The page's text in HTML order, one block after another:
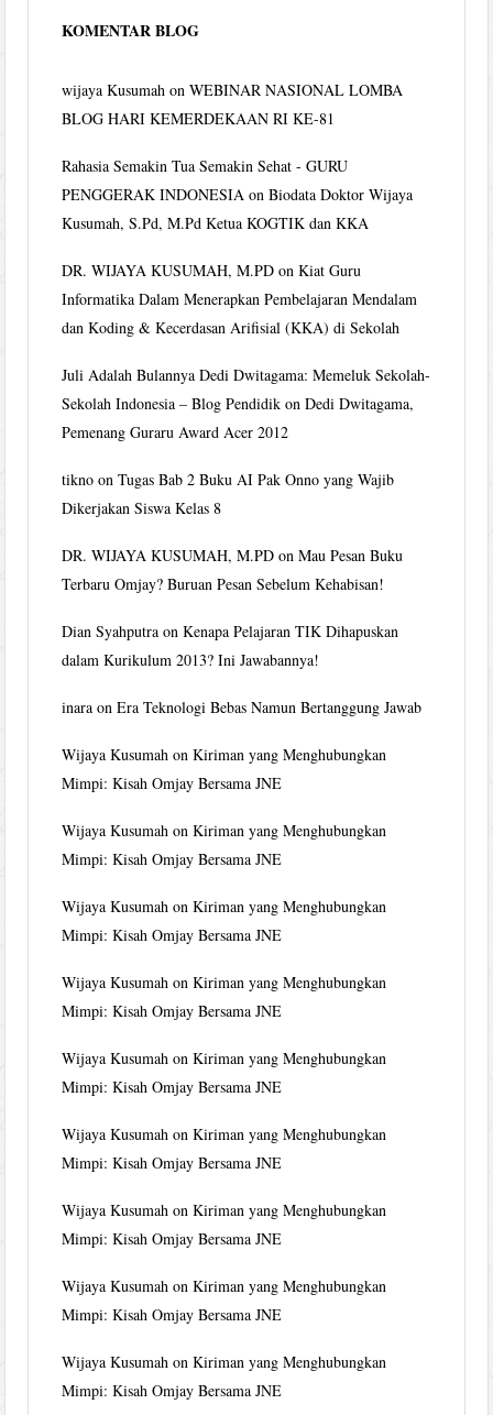
KOMENTAR BLOG
wijaya Kusumah onWEBINAR NASIONAL LOMBA
BLOG HARI KEMERDEKAAN RI KE-81
Rahasia Semakin Tua Semakin Sehat - GURU
PENGGERAK INDONESIA onBiodata Doktor Wijaya
Kusumah, S.Pd, M.Pd Ketua KOGTIK dan KKA
DR. WIJAYA KUSUMAH, M.PD onKiat Guru
Informatika Dalam Menerapkan Pembelajaran Mendalam
dan Koding & Kecerdasan Arifisial (KKA) di Sekolah
Juli Adalah Bulannya Dedi Dwitagama: Memeluk Sekolah-
Sekolah Indonesia – Blog Pendidik onDedi Dwitagama,
Pemenang Guraru Award Acer 2012
tikno onTugas Bab 2 Buku AI Pak Onno yang Wajib
Dikerjakan Siswa Kelas 8
DR. WIJAYA KUSUMAH, M.PD onMau Pesan Buku
Terbaru Omjay? Buruan Pesan Sebelum Kehabisan!
Dian Syahputra onKenapa Pelajaran TIK Dihapuskan
dalam Kurikulum 2013? Ini Jawabannya!
inara onEra Teknologi Bebas Namun Bertanggung Jawab
Wijaya Kusumah onKiriman yang Menghubungkan
Mimpi: Kisah Omjay Bersama JNE
Wijaya Kusumah onKiriman yang Menghubungkan
Mimpi: Kisah Omjay Bersama JNE
Wijaya Kusumah onKiriman yang Menghubungkan
Mimpi: Kisah Omjay Bersama JNE
Wijaya Kusumah onKiriman yang Menghubungkan
Mimpi: Kisah Omjay Bersama JNE
Wijaya Kusumah onKiriman yang Menghubungkan
Mimpi: Kisah Omjay Bersama JNE
Wijaya Kusumah onKiriman yang Menghubungkan
Mimpi: Kisah Omjay Bersama JNE
Wijaya Kusumah onKiriman yang Menghubungkan
Mimpi: Kisah Omjay Bersama JNE
Wijaya Kusumah onKiriman yang Menghubungkan
Mimpi: Kisah Omjay Bersama JNE
Wijaya Kusumah onKiriman yang Menghubungkan
Mimpi: Kisah Omjay Bersama JNE